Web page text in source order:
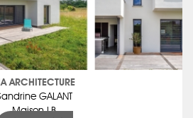
ARCHITECTURE
GALANT
Maison LB